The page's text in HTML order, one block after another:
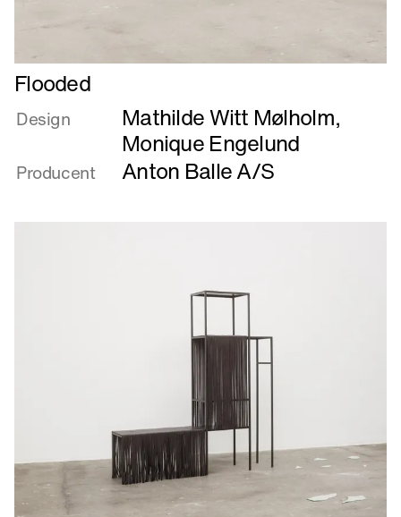
Læs
mere
om
Flooded
Design Mathilde Witt Mølholm,
Monique Engelund
Producent Anton Balle A/S